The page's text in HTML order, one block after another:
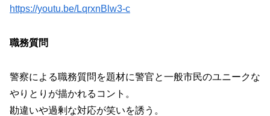
https://youtu.be/LqrxnBlw3-c
職務質問
警察による職務質問を題材に警官と一般市民のユニークな
やりとりが描かれるコント。
勘違いや過剰な対応が笑いを誘う。